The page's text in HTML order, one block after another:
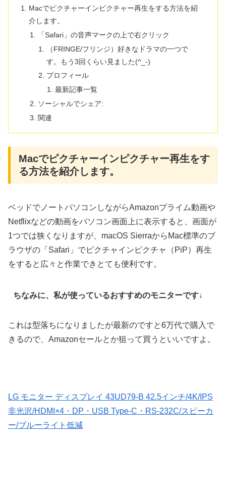
Macでピクチャーインピクチャー再生をする方法を紹
介します。
「Safari」の音声マークの上で右クリック
（FRINGE/フリンジ）好きなドラマの一つで
す。もう3回くらい見ました(^_-)
プロフィール
最新記事一覧
ソーシャルでシェア:
関連
Macでピクチャーインピクチャー再生をす
る方法を紹介します。
ベッドでノートパソコンしながらAmazonプライム動画や
Netflixなどの動画をパソコン画面上に表示すると、画面が
1つでは狭くなりますが、macOS SierraからMac標準のブ
ラウザの「Safari」でピクチャインピクチャ（PiP）再生
をすると広々と作業できとても便利です。
ちなみに、私が使っているおすすめのモニターです↓
これは型落ちになりましたが最新のですと6万代で購入で
きるので、Amazonセールとか狙って買うといいですよ。
LG モニター ディスプレイ 43UD79-B 42.5インチ/4K/IPS
非光沢/HDMI×4・DP・USB Type-C・RS-232C/スピーカ
ー/ブルーライト低減